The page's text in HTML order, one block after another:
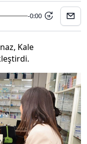
-0:00 15
Kale